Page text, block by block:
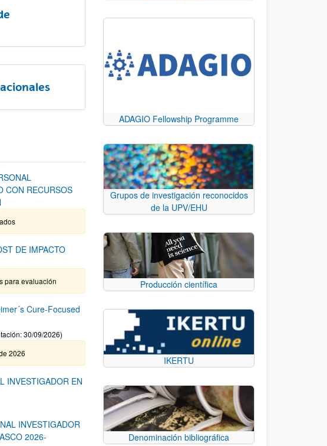
CON RECURSOS
DE IMPACTO
para evaluación
Cure-Focused
30/09/2026)
2026
INVESTIGADOR EN
INVESTIGADOR
2026-
ADAGIO Fellowship Programme
Grupos de investigación reconocidos
de la UPV/EHU
Producción científica
IKERTU
Denominación bibliográfica